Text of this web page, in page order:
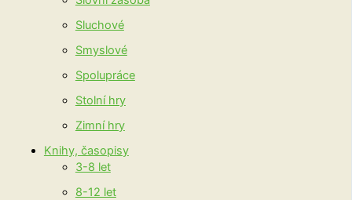
Sluchové
Smyslové
Spolupráce
Stolní hry
Zimní hry
Knihy, časopisy
3-8 let
8-12 let